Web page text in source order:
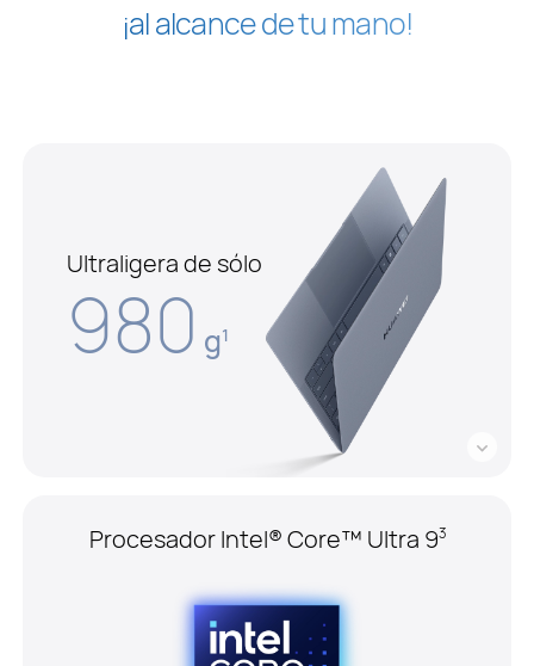
¡al alcance de tu mano!
Ultraligera de sólo
980 g1
Procesador Intel® Core™ Ultra 93